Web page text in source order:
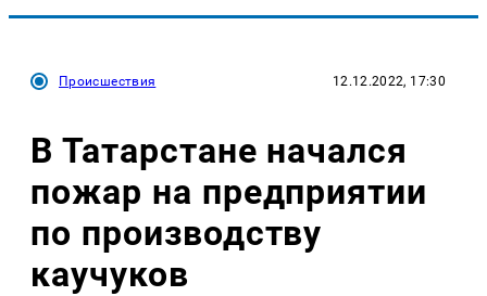
Происшествия 12.12.2022, 17:30
В Татарстане начался
пожар на предприятии
по производству
каучуков